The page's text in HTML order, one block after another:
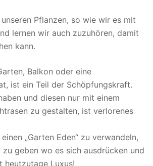
Pflanzen, so wie wir es mit
lernen wir auch zuzuhören, damit
kann.
Balkon oder eine
ist ein Teil der Schöpfungskraft.
und diesen nur mit einem
zu gestalten, ist verlorenes
„Garten Eden“ zu verwandeln,
zu geben wo es sich ausdrücken und
heutzutage Luxus!